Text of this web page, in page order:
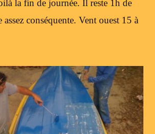
la fin de journée. Il reste 1h de
conséquente. Vent ouest 15 à